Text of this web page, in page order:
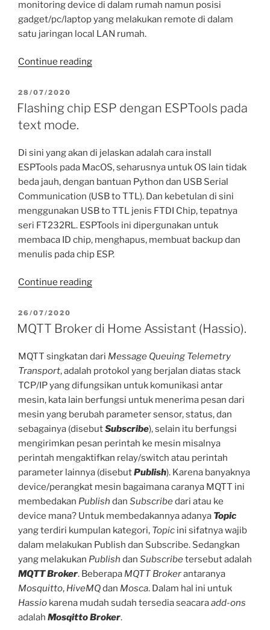
monitoring device di dalam rumah namun posisi
gadget/pc/laptop yang melakukan remote di dalam
satu jaringan local LAN rumah.
Continue reading“Smart
SONOFF
ke
Tasmota”
POSTED
ON
28/07/2020
Flashing chip ESP dengan ESPTools pada
text mode.
Di sini yang akan di jelaskan adalah cara install
ESPTools pada MacOS, seharusnya untuk OS lain tidak
beda jauh, dengan bantuan Python dan USB Serial
Communication (USB to TTL). Dan kebetulan di sini
menggunakan USB to TTL jenis FTDI Chip, tepatnya
seri FT232RL. ESPTools ini dipergunakan untuk
membaca ID chip, menghapus, membuat backup dan
menulis pada chip ESP.
Continue reading“Flashing
dengan
pada
text
mode.”
POSTED
ON
26/07/2020
MQTT Broker di Home Assistant (Hassio).
MQTT singkatan dari Message Queuing Telemetry
Transport, adalah protokol yang berjalan diatas stack
TCP/IP yang difungsikan untuk komunikasi antar
mesin, kata lain berfungsi untuk menerima pesan dari
mesin yang berubah parameter sensor, status, dan
sebagainya (disebutSubscribe), selain itu berfungsi
mengirimkan pesan perintah ke mesin misalnya
perintah mengaktifkan relay/switch atau perintah
parameter lainnya (disebutPublish). Karena banyaknya
device/perangkat mesin bagaimana caranya MQTT ini
membedakan Publish dan Subscribedari atau ke
device mana? Untuk membedakannya adanya Topic
yang terdiri kumpulan kategori, Topic ini sifatnya wajib
dalam melakukan Publish dan Subscribe. Sedangkan
yang melakukan Publish dan Subscribetersebut adalah
MQTT Broker. Beberapa MQTT Brokerantaranya
Mosquitto, HiveMQdan Mosca. Dalam hal ini untuk
Hassio karena mudah sudah tersedia seacaraadd-ons
adalah Mosqitto Broker.